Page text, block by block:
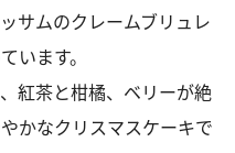
サムのクレームブリュレ
います。
紅茶と柑橘、ベリーが絶
かなクリスマスケーキで